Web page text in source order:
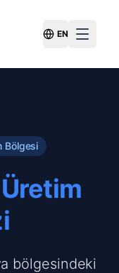
Switch
EN
Bölgesi
bölgesindeki